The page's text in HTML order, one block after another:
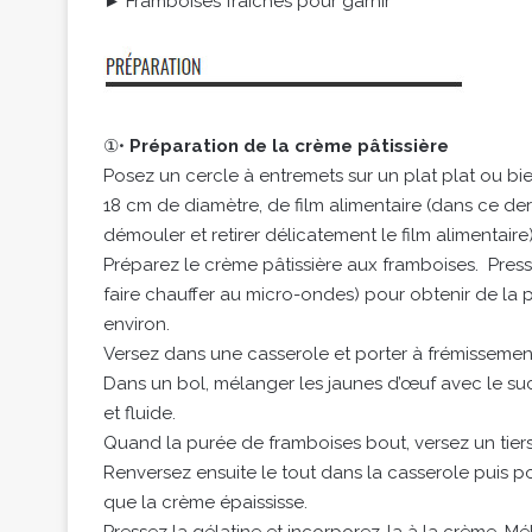
①• Préparation de la crème pâtissière
Posez un cercle à entremets sur un plat plat ou
18 cm de diamètre, de film alimentaire (dans ce
démouler et retirer délicatement le film
Préparez le crème pâtissière aux framboises.
faire chauffer au micro-ondes) pour obtenir de la
environ.
Versez dans une casserole et porter à
Dans un bol, mélanger les jaunes d’œuf avec le
et fluide.
Quand la purée de framboises bout, versez un
Renversez ensuite le tout dans la casserole puis
que la crème épaississe.